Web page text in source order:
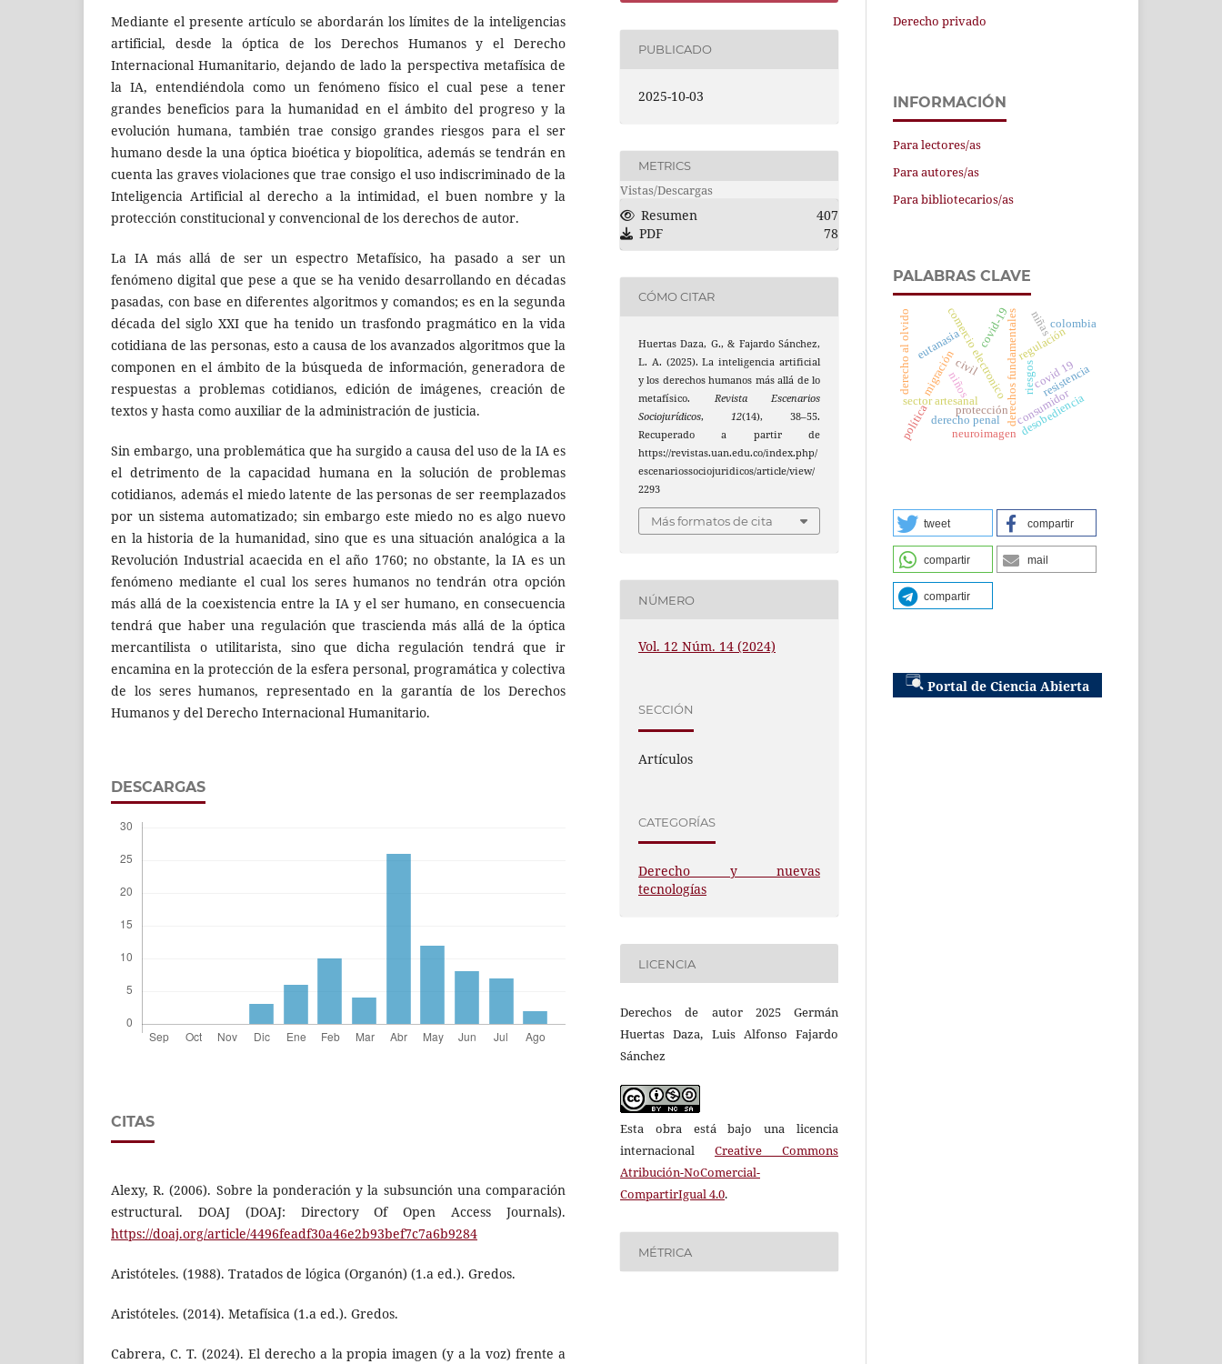
Mediante el presente artículo se abordarán los límites de la inteligencias
artificial, desde la óptica de los Derechos Humanos y el Derecho
Internacional Humanitario, dejando de lado la perspectiva metafísica de
la IA, entendiéndola como un fenómeno físico el cual pese a tener
grandes beneficios para la humanidad en el ámbito del progreso y la
evolución humana, también trae consigo grandes riesgos para el ser
humano desde la una óptica bioética y biopolítica, además se tendrán en
cuenta las graves violaciones que trae consigo el uso indiscriminado de la
Inteligencia Artificial al derecho a la intimidad, el buen nombre y la
protección constitucional y convencional de los derechos de autor.
La IA más allá de ser un espectro Metafísico, ha pasado a ser un
fenómeno digital que pese a que se ha venido desarrollando en décadas
pasadas, con base en diferentes algoritmos y comandos; es en la segunda
década del siglo XXI que ha tenido un trasfondo pragmático en la vida
cotidiana de las personas, esto a causa de los avanzados algoritmos que la
componen en el ámbito de la búsqueda de información, generadora de
respuestas a problemas cotidianos, edición de imágenes, creación de
textos y hasta como auxiliar de la administración de justicia.
Sin embargo, una problemática que ha surgido a causa del uso de la IA es
el detrimento de la capacidad humana en la solución de problemas
cotidianos, además el miedo latente de las personas de ser reemplazados
por un sistema automatizado; sin embargo este miedo no es algo nuevo
en la historia de la humanidad, sino que es una situación analógica a la
Revolución Industrial acaecida en el año 1760; no obstante, la IA es un
fenómeno mediante el cual los seres humanos no tendrán otra opción
más allá de la coexistencia entre la IA y el ser humano, en consecuencia
tendrá que haber una regulación que trascienda más allá de la óptica
mercantilista o utilitarista, sino que dicha regulación tendrá que ir
encamina en la protección de la esfera personal, programática y colectiva
de los seres humanos, representado en la garantía de los Derechos
Humanos y del Derecho Internacional Humanitario.
DESCARGAS
CITAS
Alexy, R. (2006). Sobre la ponderación y la subsunción una comparación
estructural. DOAJ (DOAJ: Directory Of Open Access Journals).
https://doaj.org/article/4496feadf30a46e2b93bef7c7a6b9284
Aristóteles. (1988). Tratados de lógica (Organón) (1.a ed.). Gredos.
Aristóteles. (2014). Metafísica (1.a ed.). Gredos.
Cabrera, C. T. (2024). El derecho a la propia imagen (y a la voz) frente a
PUBLICADO
2025-10-03
METRICS
Vistas/Descargas
Resumen
407
PDF
78
CÓMO CITAR
Huertas Daza, G., & Fajardo Sánchez,
L. A. (2025). La inteligencia artificial
y los derechos humanos más allá de lo
metafísico.
Revista Escenarios
Sociojurídicos, 12(14), 38–55.
Recuperado a partir de
https://revistas.uan.edu.co/index.php/
escenariossociojuridicos/article/view/
2293
Más formatos de cita
NÚMERO
Vol. 12 Núm. 14 (2024)
SECCIÓN
Artículos
CATEGORÍAS
Derecho y nuevas
tecnologías
LICENCIA
Derechos de autor 2025 Germán
Huertas Daza, Luis Alfonso Fajardo
Sánchez
Esta obra está bajo una licencia
internacional Creative Commons
Atribución-NoComercial-
CompartirIgual 4.0.
MÉTRICA
Derecho privado
INFORMACIÓN
Para lectores/as
Para autores/as
Para bibliotecarios/as
PALABRAS CLAVE
derechos fundamentales
comercio electronico
protección
regulación
consumidor
riesgos
covid-19
niños resistencia
niñas
eutanasia
sector artesanal
covid 19
derecho al olvido
desobediencia
derecho penal
neuroimagen
migracióncivil
política
colombia
tweet compartir
compartir mail
compartir
Portal de Ciencia Abierta